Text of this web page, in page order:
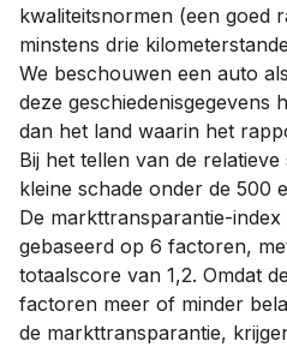
kwaliteitsnormen (een goed
minstens drie
We beschouwen een auto
deze geschiedenisgegevens
dan het land waarin het
Bij het tellen van de
kleine schade onder de 500
De markttransparantie-
gebaseerd op 6 factoren,
totaalscore van 1,2. Omdat
factoren meer of minder
de markttransparantie,